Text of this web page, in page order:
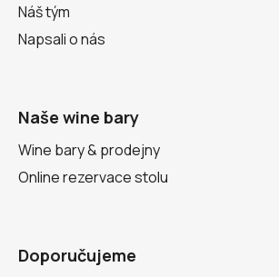
Náš tým
Napsali o nás
Naše wine bary
Wine bary & prodejny
Online rezervace stolu
Doporučujeme